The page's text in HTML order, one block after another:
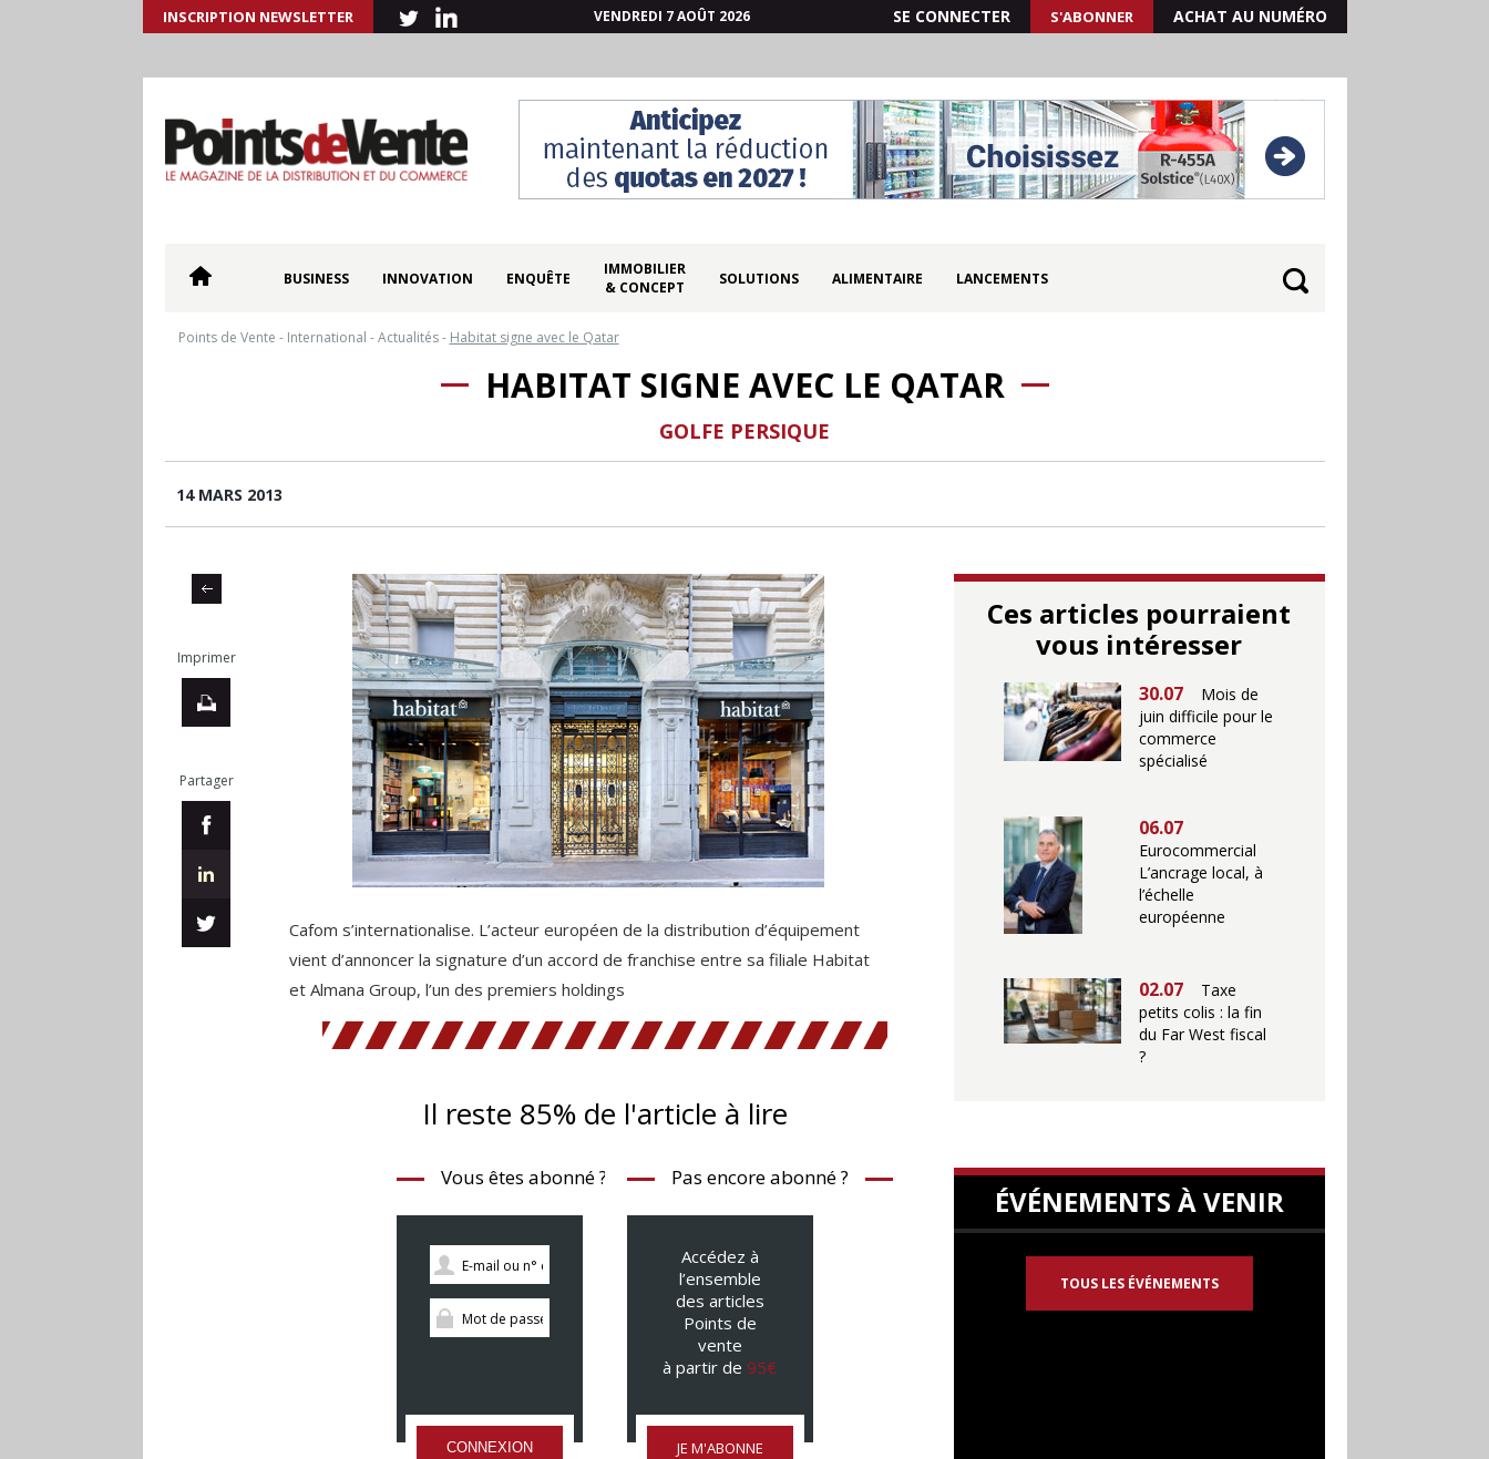
INSCRIPTION NEWSLETTER VENDREDI 7 AOÛT 2026 SE CONNECTER S'ABONNER ACHAT AU NUMÉRO
BUSINESS INNOVATION ENQUÊTE
IMMOBILIER
& CONCEPT
SOLUTIONS ALIMENTAIRE LANCEMENTS
Points de Vente - International -Actualités- Habitat signe avec le Qatar
HABITAT SIGNE AVEC LE QATAR
GOLFE PERSIQUE
14 MARS 2013
Imprimer
Partager
Cafom s’internationalise. L’acteur européen de la distribution d’équipement
vient d’annoncer la signature d’un accord de franchise entre sa filiale Habitat
et Almana Group, l’un des premiers holdings
Il reste 85% de l'article à lire
Vous êtes abonné ?
CONNEXION
Pas encore abonné ?
Accédez à
l’ensemble
des articles
Points de
vente
à partir de 95€
JE M'ABONNE
Ces articles pourraient
vous intéresser
30.07
Mois de
juin difficile pour le
commerce
spécialisé
06.07
Eurocommercial
L’ancrage local, à
l’échelle
européenne
02.07
Taxe
petits colis : la fin
du Far West fiscal
?
ÉVÉNEMENTS À VENIR
TOUS LES ÉVÉNEMENTS